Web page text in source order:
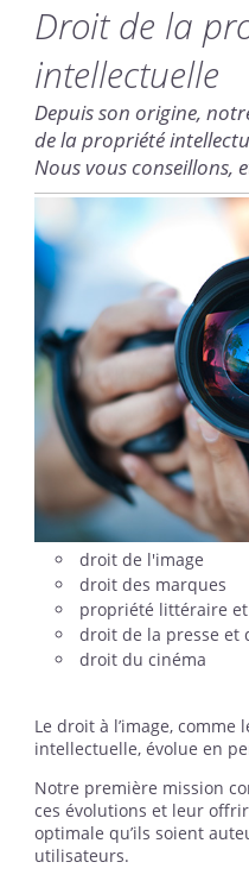
Droit de la
intellectuelle
Depuis son origine,
de la propriété
Nous vous conseillons,
droit de l'image
droit des marques
propriété littéraire
droit de la presse et
droit du cinéma
Le droit à l’image,
intellectuelle, évolue en
Notre première mission
ces évolutions et leur
optimale qu’ils soient
utilisateurs.